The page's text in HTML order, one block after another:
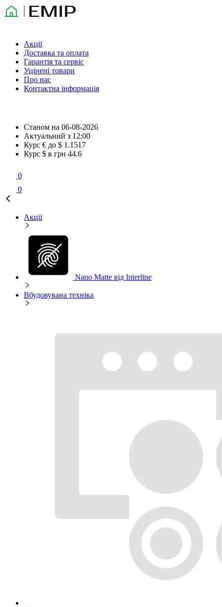
Акції
Доставка та оплата
Гарантія та сервіс
Уцінені товари
Про нас
Контактна інформація
Станом на 06-08-2026
Актуальний з 12:00
Курс € до $ 1.1517
Курс $ в грн 44.6
0
0
Акції
Nano Matte від Interline
Вбудовувана техніка